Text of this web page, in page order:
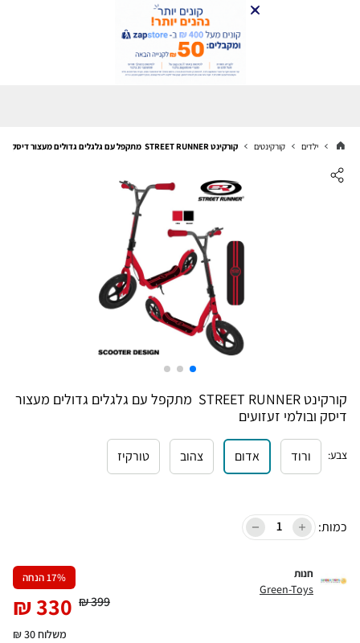
ילדים קורקינטים קורקינט‭ ‬STREET RUNNER‭ ‬ ‬מתקפל‭ ‬עם‭ ‬גלגלים‭ ‬גדולים‭ ‬מעצור‭ ‬דיסק‭ ‬ובולמי‭ ‬זעזועים
‬דיסק‭ ‬ובולמי‭ ‬זעזועים
צבע: ורוד אדום צהוב טורקיז
כמות:
חנות
Green-Toys
17% הנחה
399
₪
330
₪
משלוח 30 ₪